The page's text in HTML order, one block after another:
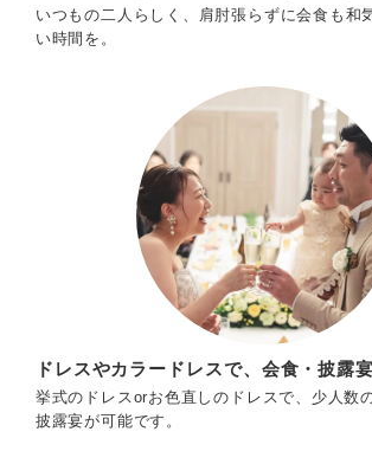
いつもの二人らしく、肩肘張らずに会食も和
い時間を。
ドレスやカラードレスで、会食・披露
挙式のドレスorお色直しのドレスで、少人数
披露宴が可能です。